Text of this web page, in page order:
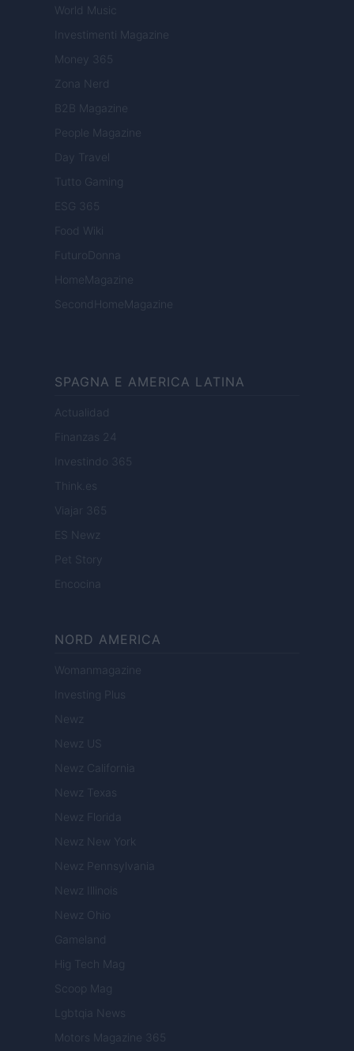
World Music
Investimenti Magazine
Money 365
Zona Nerd
B2B Magazine
People Magazine
Day Travel
Tutto Gaming
ESG 365
Food Wiki
FuturoDonna
HomeMagazine
SecondHomeMagazine
SPAGNA E AMERICA LATINA
Actualidad
Finanzas 24
Investindo 365
Think.es
Viajar 365
ES Newz
Pet Story
Encocina
NORD AMERICA
Womanmagazine
Investing Plus
Newz
Newz US
Newz California
Newz Texas
Newz Florida
Newz New York
Newz Pennsylvania
Newz Illinois
Newz Ohio
Gameland
Hig Tech Mag
Scoop Mag
Lgbtqia News
Motors Magazine 365